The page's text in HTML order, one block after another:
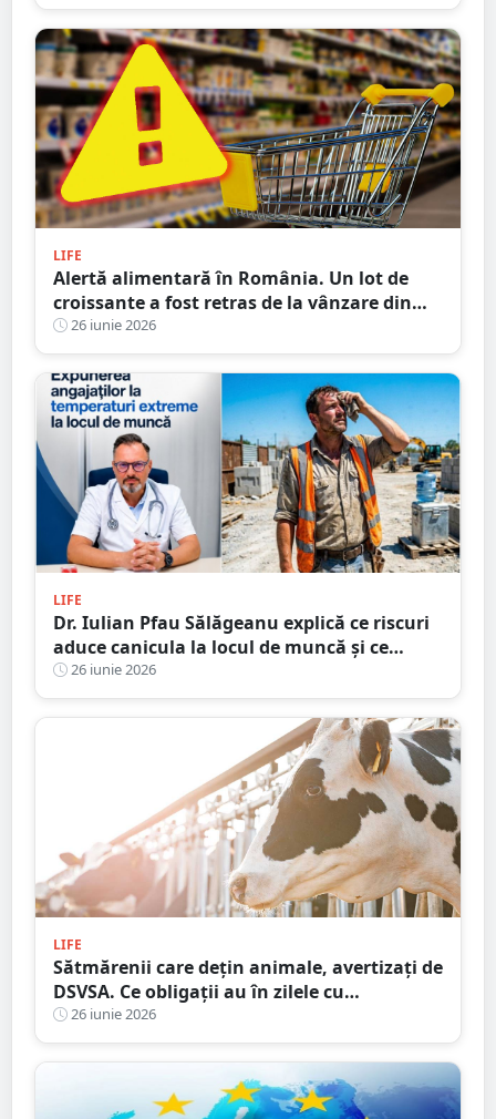
LIFE
Alertă alimentară în România. Un lot de
croissante a fost retras de la vânzare din
Lidl și Kaufland
26 iunie 2026
LIFE
Dr. Iulian Pfau Sălăgeanu explică ce riscuri
aduce canicula la locul de muncă și ce
obligații au angajatorii. Cum ne putem
proteja și ajuta colegii
26 iunie 2026
LIFE
Sătmărenii care dețin animale, avertizați de
DSVSA. Ce obligații au în zilele cu
temperaturi extreme
26 iunie 2026